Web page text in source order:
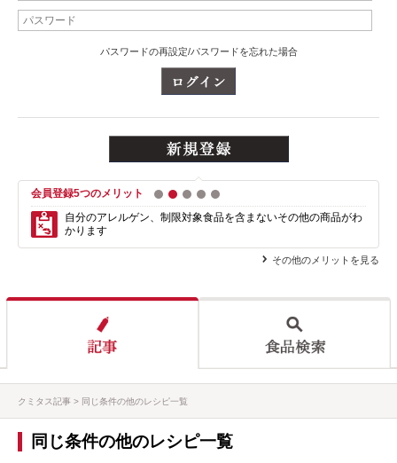
パスワードの再設定/パスワードを忘れた場合
会員登録5つのメリット 1 2 3 4
自分のアレルゲン、制限対象食品を含まないその他の商品がわ
かります
その他のメリットを見る
クミタス記事 同じ条件の他のレシピ一覧
同じ条件の他のレシピ一覧